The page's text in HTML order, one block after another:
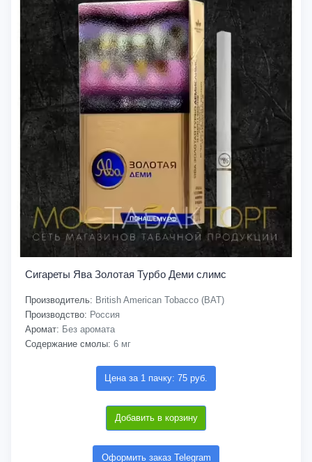
Сигареты Ява Золотая Турбо Деми слимс
Производитель: British American Tobacco (BAT)
Производство: Россия
Аромат: Без аромата
Содержание смолы: 6 мг
Цена за 1 пачку: 75 руб.
Добавить в корзину
Оформить заказ Telegram